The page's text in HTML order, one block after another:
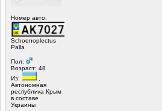
Номер авто:
Schoenoplectus
Palla
Пол:
Возраст: 48
Из:
,
Автономная
республика Крым
в составе
Украины